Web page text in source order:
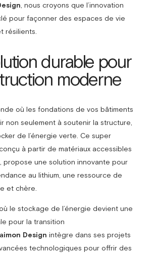
, nous croyons que l’innovation
pour façonner des espaces de vie
résilients.
durable pour
moderne
où les fondations de vos bâtiments
non seulement à soutenir la structure,
de l’énergie verte. Ce super
à partir de matériaux accessibles
propose une solution innovante pour
au lithium, une ressource de
et chère.
le stockage de l’énergie devient une
pour la transition
Design intègre dans ses projets
technologiques pour offrir des